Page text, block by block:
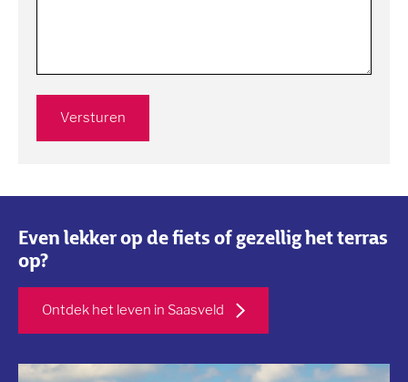
Versturen
Even lekker op de fiets of gezellig het terras
op?
Ontdek het leven in Saasveld